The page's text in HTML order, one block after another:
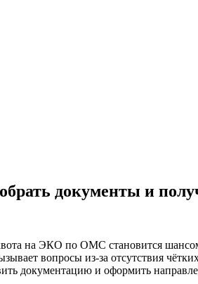
документы и
на ЭКО по ОМС становится
вопросы из-за отсутствия
документацию и оформить